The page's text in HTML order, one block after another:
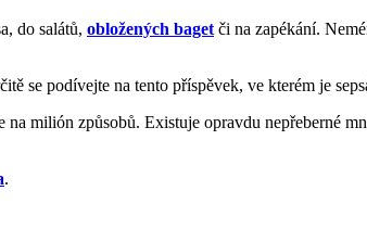
do salátů, obložených baget či na zapékání.
se podívejte na tento příspěvek, ve kterém je
milión způsobů. Existuje opravdu nepřeberné
.